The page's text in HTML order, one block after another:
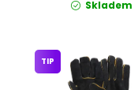
Skladem
TIP